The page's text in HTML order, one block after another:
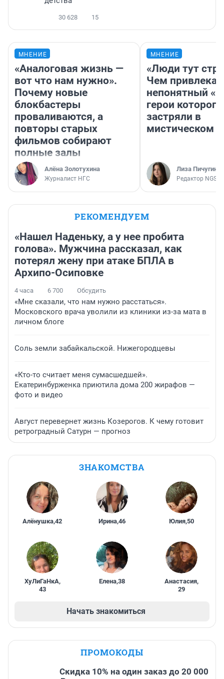
30 628 15
МНЕНИЕ
«Аналоговая жизнь —
вот что нам нужно».
Почему новые
блокбастеры
проваливаются, а
повторы старых
фильмов собирают
полные залы
Алёна Золотухина
Журналист НГС
МНЕНИЕ
«Люди тут
Чем
непонятный
герои которого
застряли в
мистическом
Лиза Пичугина
Редактор
РЕКОМЕНДУЕМ
«Нашел Наденьку, а у нее пробита
голова». Мужчина рассказал, как
потерял жену при атаке БПЛА в
Архипо-Осиповке
4 часа 6 700 Обсудить
«Мне сказали, что нам нужно расстаться».
Московского врача уволили из клиники из-за мата в
личном блоге
Соль земли забайкальской. Нижегородцевы
«Кто-то считает меня сумасшедшей».
Екатеринбурженка приютила дома 200 жирафов —
фото и видео
Август перевернет жизнь Козерогов. К чему готовит
ретроградный Сатурн — прогноз
ЗНАКОМСТВА
Алёнушка,42 Ирина,46 Юлия,50
ХуЛиГаНкА,
43
Елена,38 Анастасия,
29
Начать знакомиться
ПРОМОКОДЫ
Скидка 10% на один заказ до 20 000